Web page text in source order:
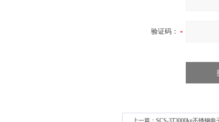
验证码：
上一篇： SCS-3T3000kg不锈钢